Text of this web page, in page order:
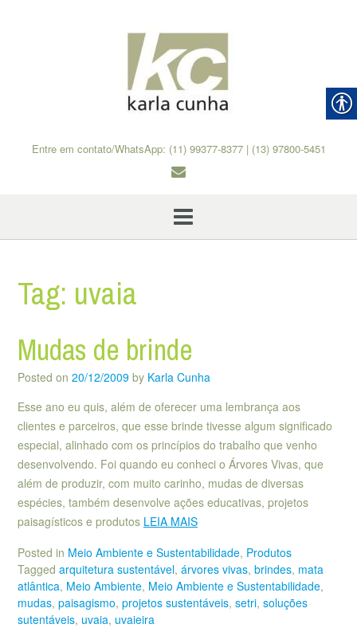
Entre em contato/WhatsApp: (11) 99377-8377 | (13) 97800-5451
Tag: uvaia
Mudas de brinde
Posted on 20/12/2009 by Karla Cunha
Esse ano eu quis, além de oferecer uma lembrança aos
clientes e parceiros, que esse brinde tivesse algum significado
especial, alinhado com os princípios do trabalho que venho
desenvolvendo. Foi quando eu conheci o Árvores Vivas, que
além de produzir, com muito carinho, mudas de diversas
espécies, também desenvolve ações educativas, projetos
paisagísticos e produtos LEIA MAIS
Posted in Meio Ambiente e Sustentabilidade, Produtos
Tagged arquitetura sustentável, árvores vivas, brindes, mata
atlântica, Meio Ambiente, Meio Ambiente e Sustentabilidade,
mudas, paisagismo, projetos sustentáveis, setri, soluções
sutentáveis, uvaia, uvaieira